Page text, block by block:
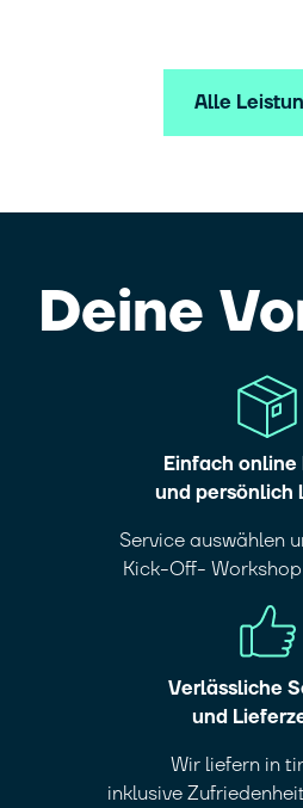
Alle
Deine
Einfach online
und persönlich
Service auswählen
Kick-Off-
Verlässliche
und
Wir liefern in
inklusive